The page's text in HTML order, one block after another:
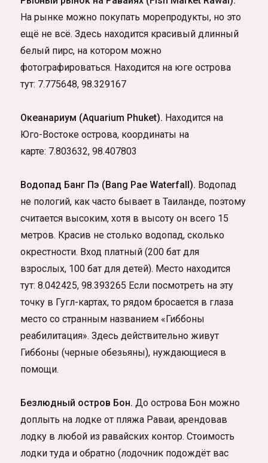
На рынке можно покупать морепродукты, но это
ещё не всё. Здесь находится красивый длинный
белый пирс, на котором можно
фотографироваться. Находится на юге острова
тут: 7.775648, 98.329167
Океанариум (Aquarium Phuket). Находится на
Юго-Востоке острова, координаты на
карте: 7.803632, 98.407803
Водопад Банг Пэ (Bang Pae Waterfall). Водопад
не пологий, как часто бывает в Таиланде, поэтому
считается высоким, хотя в высоту он всего 15
метров. Красив не столько водопад, сколько
окрестности. Вход платный (200 бат для
взрослых, 100 бат для детей). Место находится
тут: 8.042425, 98.393265 Если посмотреть на эту
точку в Гугл-картах, то рядом бросается в глаза
место со странным названием «Гиббоны
реабилитация». Здесь действительно живут
Гиббоны (черные обезьяны), нуждающиеся в
помощи.
Безлюдный остров Бон. До острова Бон можно
доплыть на лодке от пляжа Раваи, арендовав
лодку в любой из равайских контор. Стоимость
лодки туда и обратно (лодочник подождёт вас